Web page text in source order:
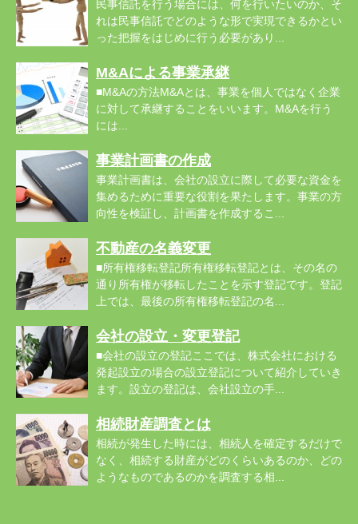
民事信託を行う場合には、何を行いたいのか、そ
れは民事信託でどのような形で実現できるかとい
った把握をはじめに行う必要があり...
M&Aによる事業承継
■M&Aの方法M&Aとは、事業を個人ではなく企業
に対して承継することをいいます。M&Aを行う
には...
事業計画書の作成
事業計画書は、会社の設立に際して必要な資金を
集めるために重要な役割を果たします。事業の方
向性を検証し、計画書を作成するこ...
不動産の名義変更
■所有権移転登記所有権移転登記とは、その名の
通り所有権が移転したことを示す登記です。登記
上では、最後の所有権移転登記の名...
会社の設立・変更登記
■会社の設立の登記ここでは、株式会社における
発起設立の場合の設立登記について紹介していき
ます。設立の登記は、会社設立の手...
相続財産調査とは
相続が発生した時には、相続人を確定するだけで
なく、相続する財産がどのくらいあるのか、どの
ようなものであるのかを調査する相...